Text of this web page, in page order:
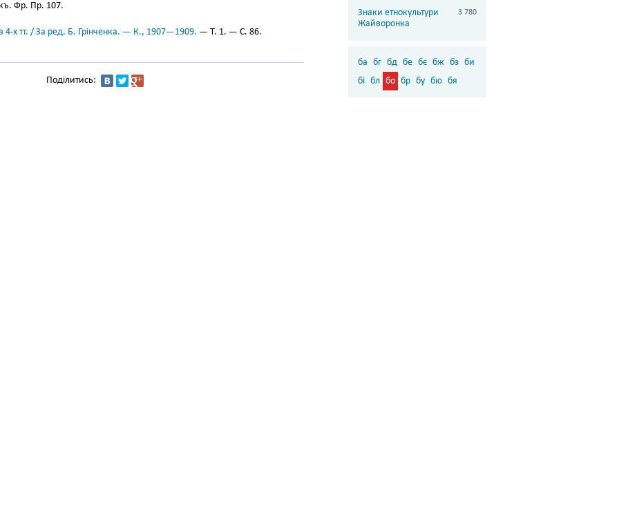
Фр. Пр. 107.
4-х тт. / За ред. Б. Грінченка. — К., 1907—1909. — Т. 1. — С. 86.
Поділитись:
Знаки етнокультури
Жайворонка
3 780
ба бг бд бе бє бж бз би
бі бл бо бр бу бю бя